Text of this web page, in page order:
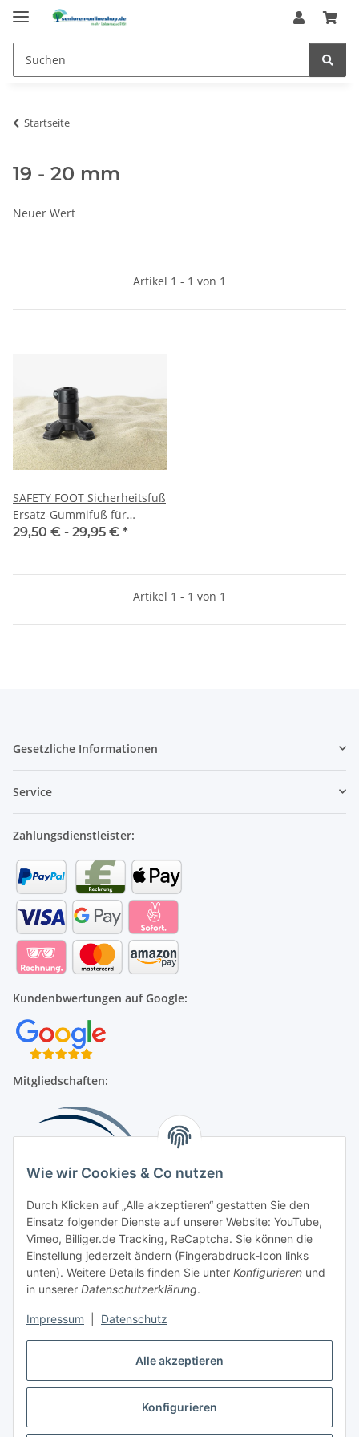
Alle akzeptieren
Konfigurieren
Wie wir Cookies & Co nutzen
Durch Klicken auf „Alle akzeptieren“ gestatten Sie den
Einsatz folgender Dienste auf unserer Website: YouTube,
Vimeo, Billiger.de Tracking, ReCaptcha. Sie können die
Einstellung jederzeit ändern (Fingerabdruck-Icon links
unten). Weitere Details finden Sie unter Konfigurieren und
in unserer Datenschutzerklärung.
Impressum Datenschutz
Startseite
19 - 20 mm
Neuer Wert
Artikel 1 - 1 von 1
SAFETY FOOT Sicherheitsfuß
Ersatz-Gummifuß für
Gehhilfe
29,50 € - 29,95 € *
Artikel 1 - 1 von 1
Gesetzliche Informationen
Service
Zahlungsdienstleister:
Kundenbwertungen auf Google:
Mitgliedschaften:
Beliebte Kategorien
Kompressionsversorgung